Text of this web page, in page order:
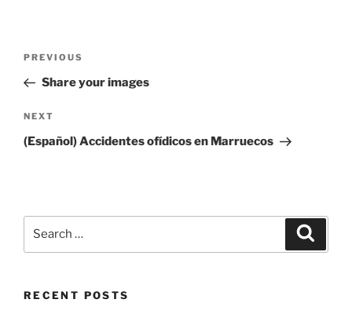
Previous
Post
PREVIOUS
Share your images
Next
Post
NEXT
(Español) Accidentes ofídicos en Marruecos
RECENT POSTS